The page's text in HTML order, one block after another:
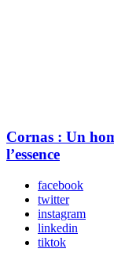
Cornas : Un
l’essence
facebook
twitter
instagram
linkedin
tiktok